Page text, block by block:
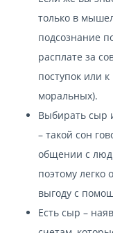
только в
подсознание
расплате за
поступок или
моральных).
Выбирать сыр
– такой сон
общении с
поэтому легко
выгоду с
Есть сыр –